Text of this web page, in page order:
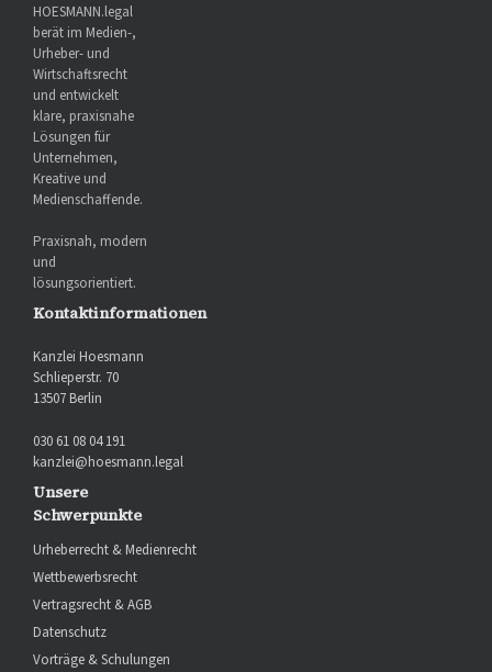
HOESMANN.legal
berät im Medien-,
Urheber- und
Wirtschaftsrecht
und entwickelt
klare, praxisnahe
Lösungen für
Unternehmen,
Kreative und
Medienschaffende.
Praxisnah, modern
und
lösungsorientiert.
Kontaktinformationen
Kanzlei Hoesmann
Schlieperstr. 70
13507 Berlin
030 61 08 04 191
kanzlei@hoesmann.legal
Unsere
Schwerpunkte
Urheberrecht & Medienrecht
Wettbewerbsrecht
Vertragsrecht & AGB
Datenschutz
Vorträge & Schulungen